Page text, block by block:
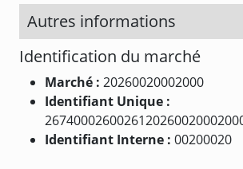
Autres informations
Identification du marché
Marché : 20260020002000
Identifiant Unique :
Identifiant Interne : 00200020